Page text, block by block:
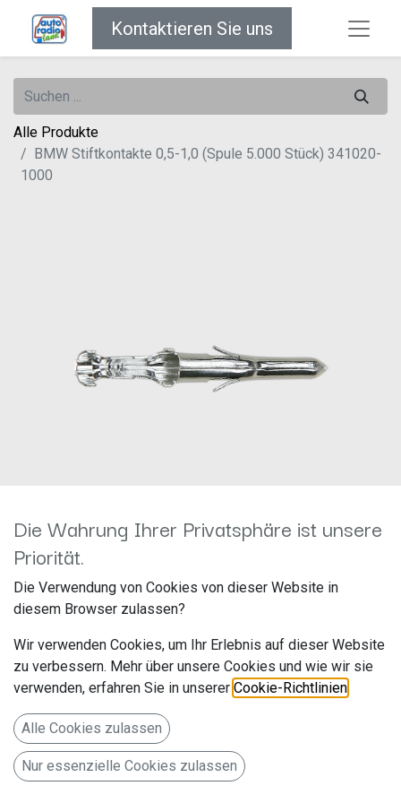
Kontaktieren Sie uns
Alle Produkte
BMW Stiftkontakte 0,5-1,0 (Spule 5.000 Stück) 341020-
1000
BMW Stiftkontakte 0,5-1,0
(Spule 5.000 Stück) 341020-
1000
Artikelnummer: 341020-1000
acv GmbH
Straßburger Allee 10-12
Die Wahrung Ihrer Privatsphäre ist unsere
Priorität.
Die Verwendung von Cookies von dieser Website in
diesem Browser zulassen?
Wir verwenden Cookies, um Ihr Erlebnis auf dieser Website
zu verbessern. Mehr über unsere Cookies und wie wir sie
verwenden, erfahren Sie in unserer Cookie-Richtlinien
Alle Cookies zulassen
Nur essenzielle Cookies zulassen